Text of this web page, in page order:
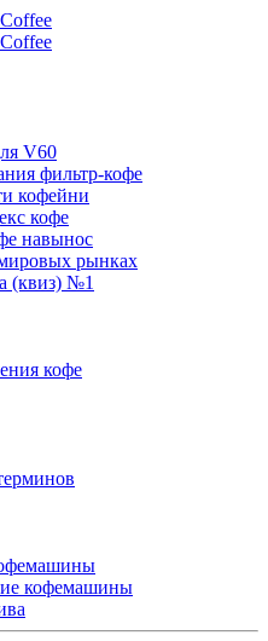
V60
фильтр-кофе
кофейни
кофе
навынос
рынках
(квиз) №1
кофе
кофемашины